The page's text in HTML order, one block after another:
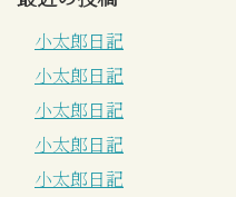
小太郎日記
小太郎日記
小太郎日記
小太郎日記
小太郎日記